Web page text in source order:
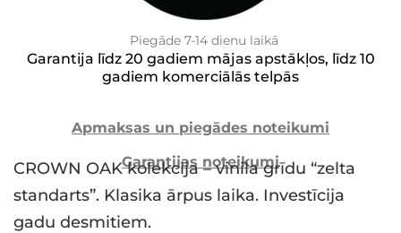
Piegāde 7-14 dienu laikā
Garantija līdz 20 gadiem mājas apstākļos, līdz 10
gadiem komerciālās telpās
Apmaksas un piegādes noteikumi
Garantijas noteikumi
CROWN OAK kolekcija – vinila grīdu “zelta
standarts”. Klasika ārpus laika. Investīcija
gadu desmitiem.